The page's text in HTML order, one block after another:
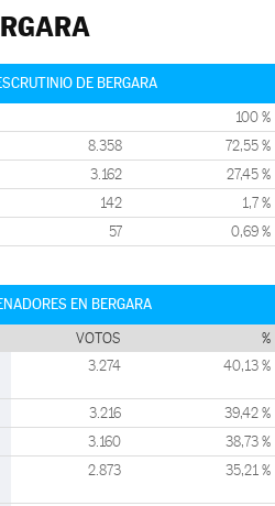
DE BERGARA
100 %
8.358 72,55 %
3.162 27,45 %
142 1,7 %
57 0,69 %
EN BERGARA
VOTOS %
3.274 40,13 %
3.216 39,42 %
3.160 38,73 %
2.873 35,21 %